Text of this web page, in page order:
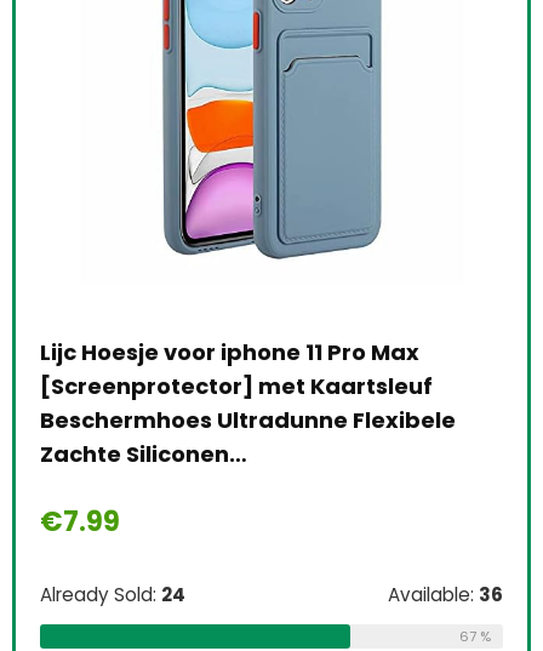
Lijc Hoesje voor iphone 11 Pro Max
[Screenprotector] met Kaartsleuf
Beschermhoes Ultradunne Flexibele
Zachte Siliconen…
€7.99
Already Sold: 24 Available: 36
67 %